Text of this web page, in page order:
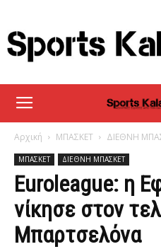
sportskalampaka
Αρχική ΜΠΑΣΚΕΤ ΔΙΕΘΝΗ
ΜΠΑΣΚΕΤ ΔΙΕΘΝΗ ΜΠΑΣΚΕΤ
Euroleague: η
νίκησε στον
Μπαρτσελόνα